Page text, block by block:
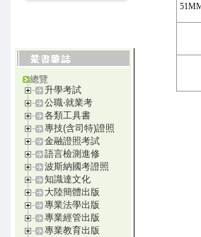
總覽
升學考試
公職‧就業考
各類工具書
專技(含司特)證照
金融證照考試
語言檢測進修
波斯納國考證照
知識達文化
大陸簡體出版
專業法學出版
專業經管出版
專業教育出版